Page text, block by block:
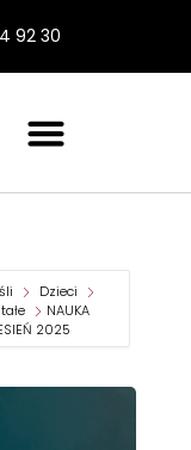
92 30
Dzieci
NAUKA
2025